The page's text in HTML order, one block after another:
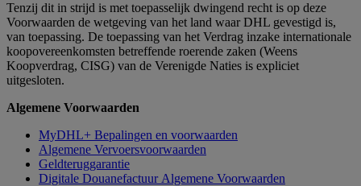
Tenzij dit in strijd is met toepasselijk dwingend recht is op deze
Voorwaarden de wetgeving van het land waar DHL gevestigd is,
van toepassing. De toepassing van het Verdrag inzake internationale
koopovereenkomsten betreffende roerende zaken (Weens
Koopverdrag, CISG) van de Verenigde Naties is expliciet
uitgesloten.
Algemene Voorwaarden
MyDHL+ Bepalingen en voorwaarden
Algemene Vervoersvoorwaarden
Geldteruggarantie
Digitale Douanefactuur Algemene Voorwaarden